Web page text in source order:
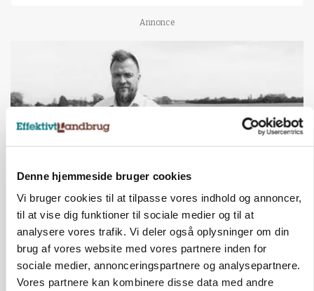
Denne hjemmeside bruger cookies
Vi bruger cookies til at tilpasse vores indhold og annoncer,
til at vise dig funktioner til sociale medier og til at
analysere vores trafik. Vi deler også oplysninger om din
brug af vores website med vores partnere inden for
sociale medier, annonceringspartnere og analysepartnere.
Vores partnere kan kombinere disse data med andre
Annonce
LEDER
Det er en uskik at udlægge et røgslør om
økoproduktion
Annonce